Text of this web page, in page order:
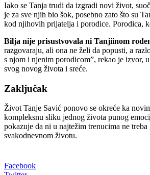
Iako se Tanja trudi da izgradi novi život,
je za sve njih bio šok, posebno zato što su
kod njihovih prijatelja i porodice. Porodica,
Bilja nije prisustvovala ni Tanjiinom
razgovaraju, ali ona ne želi da popusti, a
s njom i njenim porodicom”, rekao je izvor,
svog novog života i sreće.
Zaključak
Život Tanje Savić ponovo se okreće ka
kompleksnu sliku jednog života punog
pokazuje da ni u najtežim trenucima ne
svakodnevnom životu.
Facebook